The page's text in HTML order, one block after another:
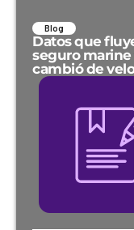
Blog
Datos que
seguro
cambió de